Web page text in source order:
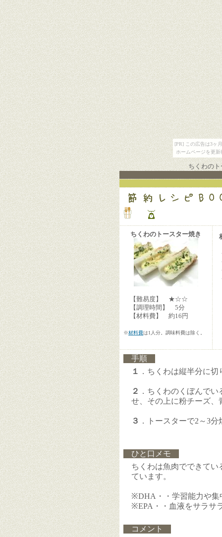
[PR] この広告は3ヶ
ホームページを更
ちくわの
ちくわのトースター焼き
【難易度】 ★☆☆
【調理時間】 5分
【材料費】 約16円
※材料費は1人分。調味料費は除く。
手順
１ ．ちくわは縦半分に
２ ．ちくわのくぼんで
せ、その上に粉チーズ、
３ ．トースターで2～3
ひと口メモ
ちくわは魚肉でできて
ています。
※DHA・・学習能力や集
※EPA・・血液をサラサ
コメント